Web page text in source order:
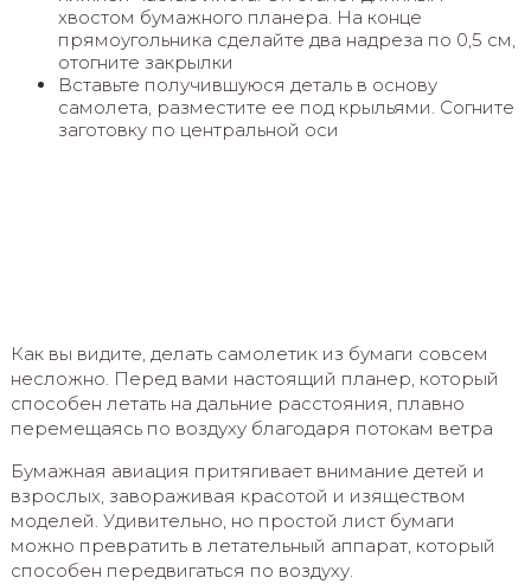
хвостом бумажного планера. На конце
прямоугольника сделайте два надреза по 0,5 см,
отогните закрылки
Вставьте получившуюся деталь в основу
самолета, разместите ее под крыльями. Согните
заготовку по центральной оси
Как вы видите, делать самолетик из бумаги совсем
несложно. Перед вами настоящий планер, который
способен летать на дальние расстояния, плавно
перемещаясь по воздуху благодаря потокам ветра
Бумажная авиация притягивает внимание детей и
взрослых, завораживая красотой и изяществом
моделей. Удивительно, но простой лист бумаги
можно превратить в летательный аппарат, который
способен передвигаться по воздуху.